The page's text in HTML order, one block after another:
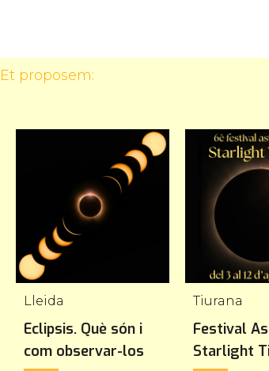
proposem:
Lleida
Eclipsis. Què són i
com observar-los
Tiurana
Festival
Starlight